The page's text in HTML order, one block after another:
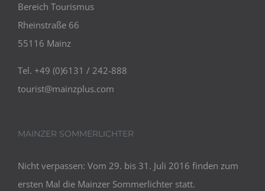
Bereich Tourismus
Rheinstraße 66
55116 Mainz
Tel. +49 (0)6131 / 242-888
tourist@mainzplus.com
MAINZER SOMMERLICHTER
Nicht verpassen: Vom 29. bis 31. Juli 2016 finden zum
ersten Mal die Mainzer Sommerlichter statt.